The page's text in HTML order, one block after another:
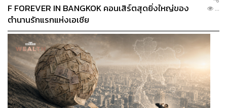
F FOREVER IN BANGKOK คอนเสิร์ตสุดยิ่งใหญ่ของ
ตำนานรักแรกแห่งเอเชีย
...